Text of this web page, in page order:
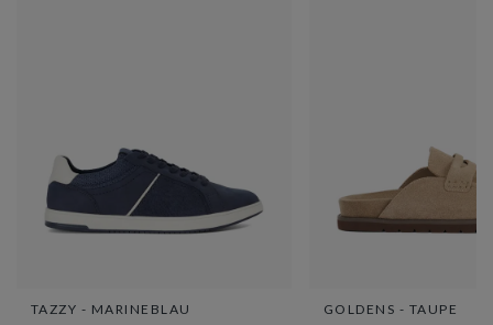
TAZZY - MARINEBLAU
GOLDENS - TAUPE